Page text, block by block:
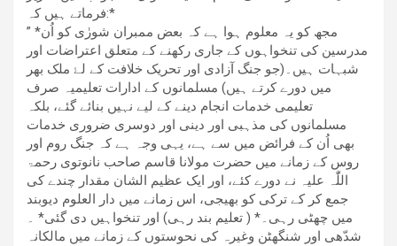
فرماتے ہیں کہ:*
” *مجھ کو یہ معلوم ہوا ہے کہ بعض ممبران شورٰی کو اُن
مدرسین کی تنخواہوں کے جاری رکھنے کے متعلق اعتراضات اور
شبہات ہیں۔(جو جنگ آزادی اور تحریک خلافت کے لۓ ملک بھر
میں دورے کرتے ہیں) مسلمانوں کے ادارات تعلیمیہ صرف
تعلیمی خدمات انجام دینے کے لیے نہیں بنائے گئے، بلکہ
مسلمانوں کی مذہبی اور دینی اور دوسری ضروری خدمات
بھی اُن کے فرائض میں سے ہے، یہی وجہ ہے کہ جنگ روم اور
روس کے زمانے میں حضرت مولانا قاسم صاحب نانوتوی رحمۃ
اللّٰہ علیہ نے دورے کئے، اور ایک عظیم الشان مقدار چندے کی
جمع کر کے ترکی کو بھیجی، اس زمانے میں دار العلوم دیوبند
میں چھٹی رہی۔* ( تعلیم بند رہی) اور تنخواہیں دی گئی* ۔
شدّھی اور شنگھٹن وغیرہ کی نحوستوں کے زمانے میں مالکانہ